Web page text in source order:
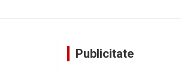
Publicitate